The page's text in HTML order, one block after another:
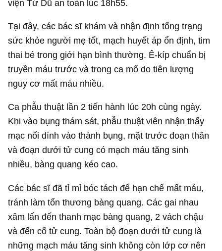
viện Từ Dũ an toàn lúc 18h55.
Tại đây, các bác sĩ khám và nhận định tổng trạng
sức khỏe người mẹ tốt, mạch huyết áp ổn định, tim
thai bé trong giới hạn bình thường. Ê-kíp chuẩn bị
truyền máu trước và trong ca mổ do tiên lượng
nguy cơ mất máu nhiều.
Ca phẫu thuật lần 2 tiến hành lúc 20h cùng ngày.
Khi vào bụng thám sát, phẫu thuật viên nhận thấy
mạc nối dính vào thành bụng, mặt trước đoạn thân
và đoạn dưới tử cung có mạch máu tăng sinh
nhiều, bàng quang kéo cao.
Các bác sĩ đã tỉ mỉ bóc tách để hạn chế mất máu,
tránh làm tổn thương bàng quang. Các gai nhau
xâm lấn đến thanh mạc bàng quang, 2 vách chậu
và đến cổ tử cung. Toàn bộ đoạn dưới tử cung là
những mạch máu tăng sinh không còn lớp cơ nên